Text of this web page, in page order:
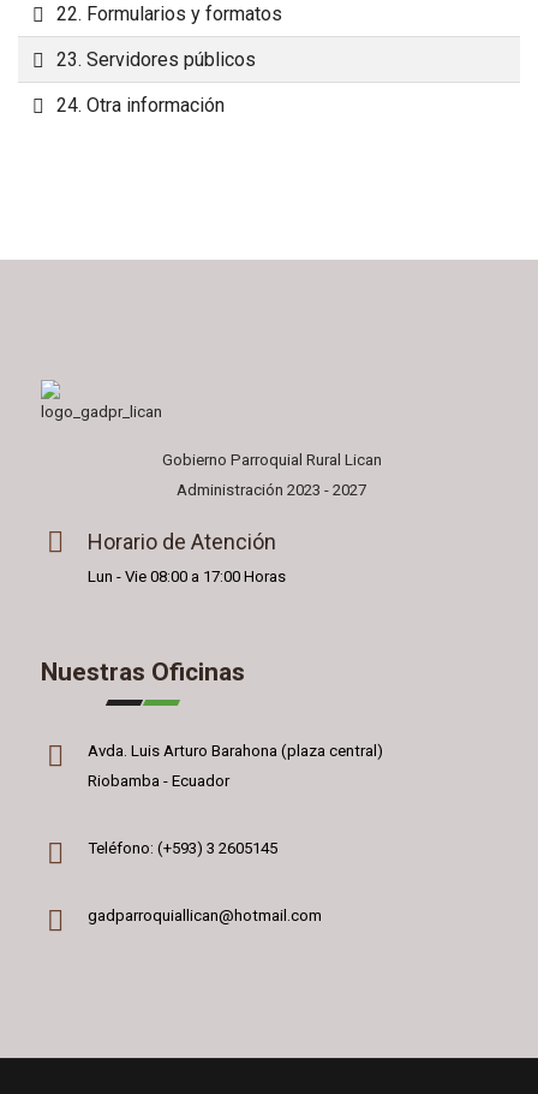
Carpeta
22. Formularios y formatos
Carpeta
23. Servidores públicos
Carpeta
24. Otra información
Gobierno Parroquial Rural Lican
Administración 2023 - 2027
Horario de Atención
Lun - Vie 08:00 a 17:00 Horas
Nuestras Oficinas
Avda. Luis Arturo Barahona (plaza central)
Riobamba - Ecuador
Teléfono: (+593) 3 2605145
gadparroquiallican@hotmail.com